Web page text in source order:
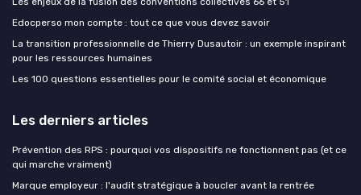
Edocperso mon compte : tout ce que vous devez savoir
La transition professionnelle de Thierry Dusautoir : un exemple inspirant
pour les ressources humaines
Les 100 questions essentielles pour le comité social et économique
Les derniers articles
Prévention des RPS : pourquoi vos dispositifs ne fonctionnent pas (et ce
qui marche vraiment)
Marque employeur : l'audit stratégique à boucler avant la rentrée